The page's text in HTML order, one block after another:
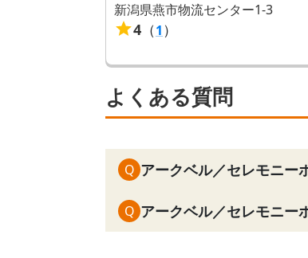
新潟県燕市物流センター1-3
4 （1 ）
よくある質問
Q アークベル／セレモニー
Q アークベル／セレモニー